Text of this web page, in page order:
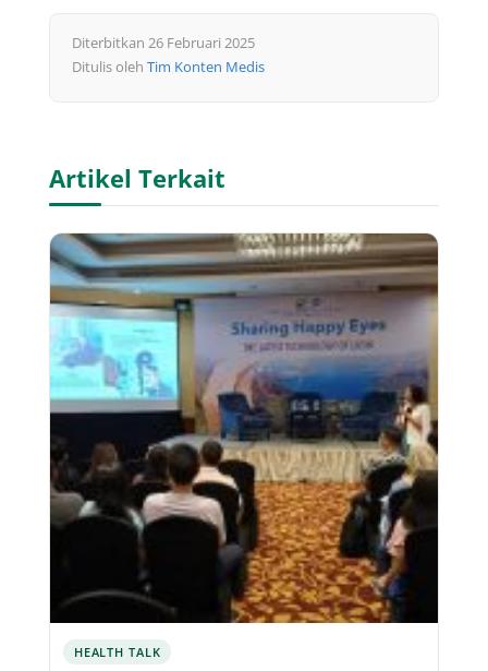
Diterbitkan 26 Februari 2025
Ditulis oleh Tim Konten Medis
Artikel Terkait
HEALTH TALK